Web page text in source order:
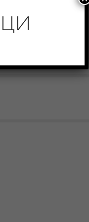
добивање дозвола за